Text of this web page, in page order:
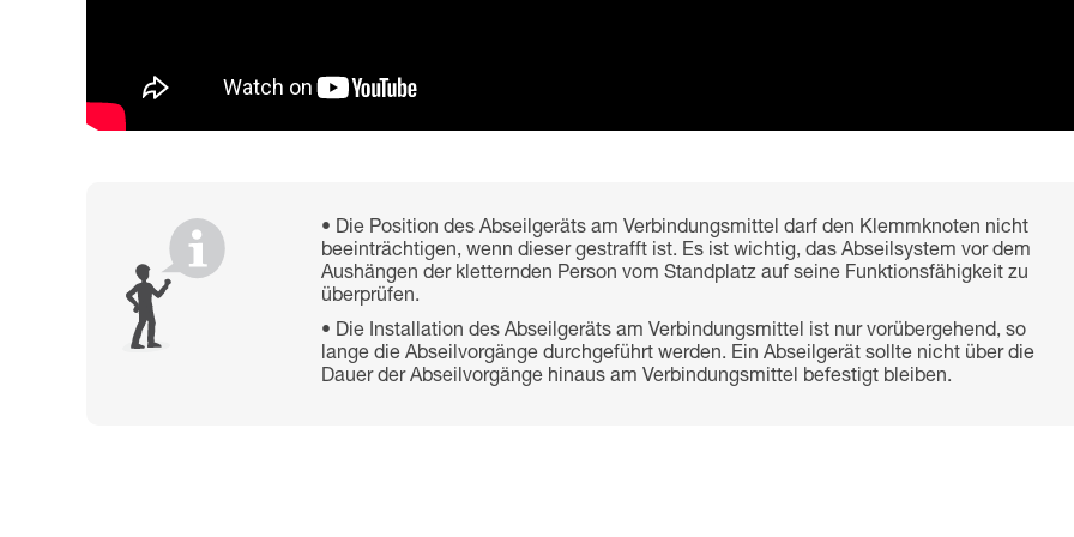
Die Position des Abseilgeräts am Verbindungsmittel darf den Klemmknoten nicht
beeinträchtigen, wenn dieser gestrafft ist. Es ist wichtig, das Abseilsystem vor dem
Aushängen der kletternden Person vom Standplatz auf seine Funktionsfähigkeit zu
überprüfen.
Die Installation des Abseilgeräts am Verbindungsmittel ist nur vorübergehend, so
lange die Abseilvorgänge durchgeführt werden. Ein Abseilgerät sollte nicht über die
Dauer der Abseilvorgänge hinaus am Verbindungsmittel befestigt bleiben.